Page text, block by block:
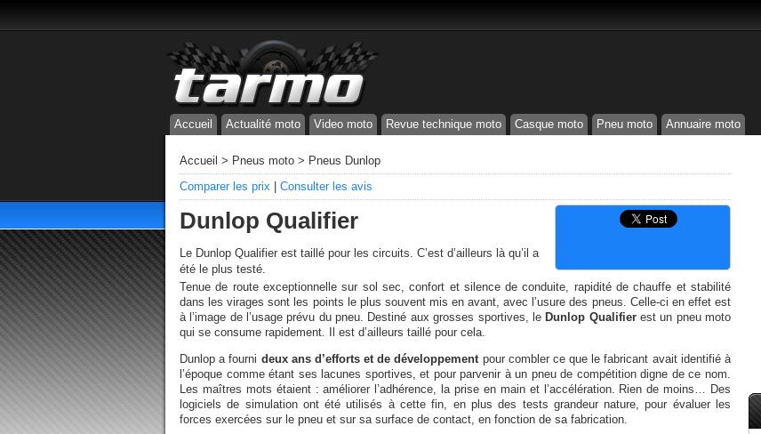
Accueil Actualité moto Video moto Revue technique moto Casque moto Pneu moto Annuaire moto
Accueil > Pneus moto > Pneus Dunlop
Comparer les prix
Consulter les avis
Dunlop Qualifier
Le Dunlop Qualifier est taillé pour les circuits. C’est d’ailleurs là qu’il a
été le plus testé.
Tenue de route exceptionnelle sur sol sec, confort et silence de conduite, rapidité de chauffe et stabilité
dans les virages sont les points le plus souvent mis en avant, avec l’usure des pneus. Celle-ci en effet est
à l’image de l’usage prévu du pneu. Destiné aux grosses sportives, le Dunlop Qualifierest un pneu moto
qui se consume rapidement. Il est d’ailleurs taillé pour cela.
Dunlop a fourni deux ans d’efforts et de développement pour combler ce que le fabricant avait identifié à
l’époque comme étant ses lacunes sportives, et pour parvenir à un pneu de compétition digne de ce nom.
Les maîtres mots étaient : améliorer l’adhérence, la prise en main et l’accélération. Rien de moins… Des
logiciels de simulation ont été utilisés à cette fin, en plus des tests grandeur nature, pour évaluer les
forces exercées sur le pneu et sur sa surface de contact, en fonction de sa fabrication.